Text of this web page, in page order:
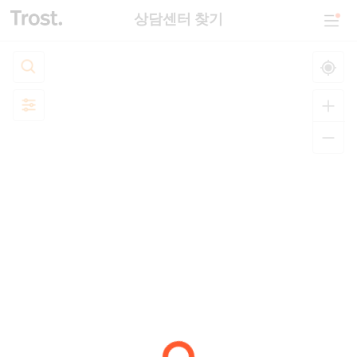
상담센터 찾기